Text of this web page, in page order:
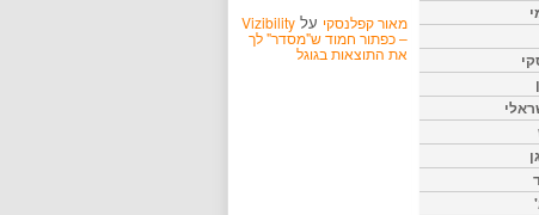
מאור קפלנסקי על Vizibility
– כפתור חמוד ש"מסדר" לך
את התוצאות בגוגל